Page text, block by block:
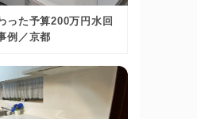
った予算200万円水回
例／京都